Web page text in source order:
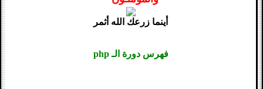
أينما زرعك الله أثمر
فهرس دورة الـ php